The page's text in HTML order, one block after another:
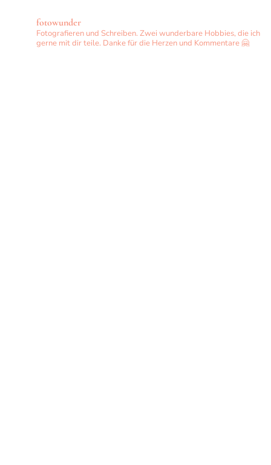
fotowunder
Fotografieren und Schreiben. Zwei wunderbare Hobbies, die ich
gerne mit dir teile. Danke für die Herzen und Kommentare 🤗